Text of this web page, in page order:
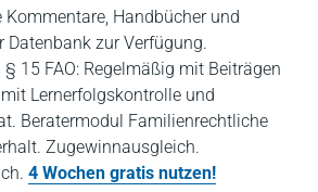
Handbücher und
Datenbank zur Verfügung.
15 FAO: Regelmäßig mit Beiträgen
Lernerfolgskontrolle und
Beratermodul Familienrechtliche
Zugewinnausgleich.
4 Wochen gratis nutzen!